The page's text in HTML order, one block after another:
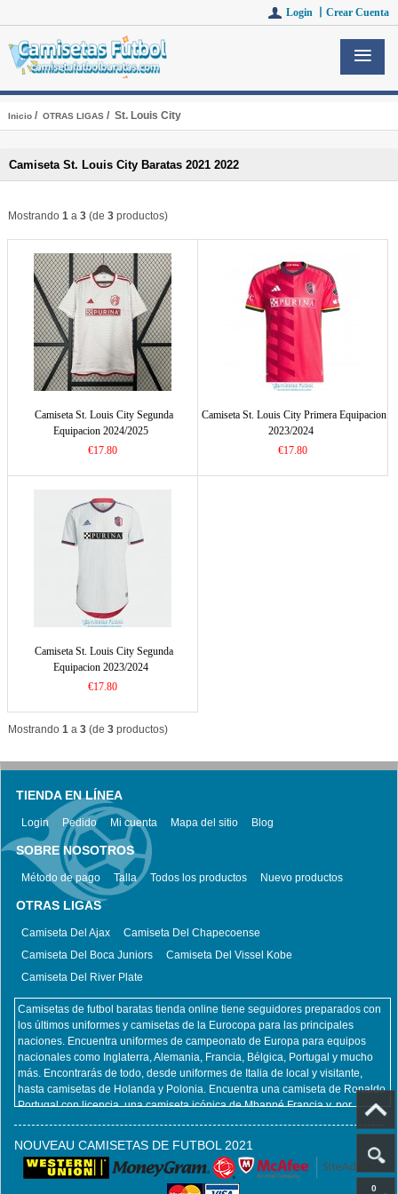
Login 丨 Crear Cuenta
Inicio/ OTRAS LIGAS/ St. Louis City
Camiseta St. Louis City Baratas 2021 2022
Mostrando 1a 3(de 3productos)
Camiseta St. Louis City Segunda
Equipacion 2024/2025
€17.80
Camiseta St. Louis City Primera Equipacion
2023/2024
€17.80
Camiseta St. Louis City Segunda
Equipacion 2023/2024
€17.80
Mostrando 1a 3(de 3productos)
TIENDA EN LÍNEA
Login Pedido Mi cuenta Mapa del sitio Blog
SOBRE NOSOTROS
Método de pago Talla Todos los productos Nuevo productos
OTRAS LIGAS
Camiseta Del Ajax
Camiseta Del Chapecoense
Camiseta Del Boca Juniors
Camiseta Del Vissel Kobe
Camiseta Del River Plate
Camisetas de futbol baratas tienda online tiene seguidores preparados con
los últimos uniformes y camisetas de la Eurocopa para las principales
naciones. Encuentra uniformes de campeonato de Europa para equipos
nacionales como Inglaterra, Alemania, Francia, Bélgica, Portugal y mucho
más. Encontrarás de todo, desde uniformes de Italia de local y visitante,
hasta camisetas de Holanda y Polonia. Encuentra una camiseta de Ronaldo
Portugal con licencia, una camiseta icónica de Mbappé Francia y, por
equipo nacional y jugador pretenda apoyar en la Euro, Camisetas de futbol
baratas tienda online lo tiene cubierto. Al mismo tiempo, también ofrecemos
todos los productos del club, incluidas camisetas retro futbol, ​​camisetas
futbol niños, camisetas futbol mujeres. camisetafutbolbaratas.com
NOUVEAU CAMISETAS DE FUTBOL 2021
0